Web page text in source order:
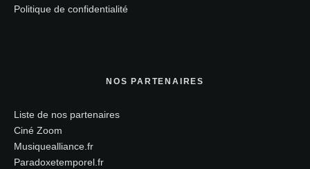
Politique de confidentialité
NOS PARTENAIRES
Liste de nos partenaires
Ciné Zoom
Musiquealliance.fr
Paradoxetemporel.fr